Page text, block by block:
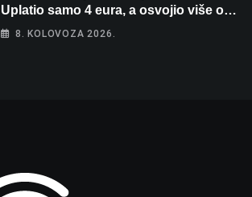
Uplatio samo 4 eura, a osvojio više od
80 tisuća eura
8. KOLOVOZA 2026.